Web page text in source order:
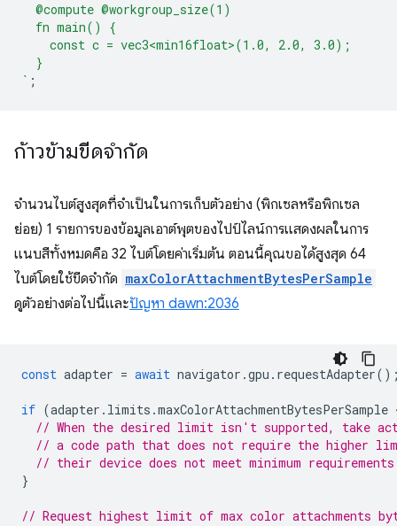
  @compute @workgroup_size(1)
  fn main() {
    const c = vec3<min16float>(1.0, 2.0, 3.0);
  }
` ;
ก้าวข้ามขีดจำกัด
จำนวนไบต์สูงสุดที่จำเป็นในการเก็บตัวอย่าง (พิกเซลหรือพิกเซล
ย่อย) 1 รายการของข้อมูลเอาต์พุตของไปป์ไลน์การแสดงผลในการ
แนบสีทั้งหมดคือ 32 ไบต์โดยค่าเริ่มต้น ตอนนี้คุณขอได้สูงสุด 64
ไบต์โดยใช้ขีดจำกัด maxColorAttachmentBytesPerSample
ดูตัวอย่างต่อไปนี้และปัญหา dawn:2036
const adapter = await navigator .gpu . requestAdapter
if (adapter . limits .maxColorAttachmentBytesPerSample
// When the desired limit isn't supported, take
// a code path that does not require the higher
// their device does not meet minimum
}
// Request highest limit of max color attachments